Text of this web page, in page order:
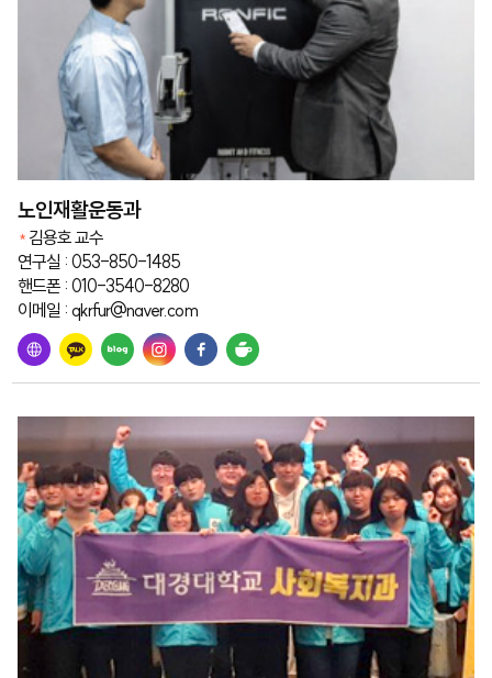
노인재활운동과
김용호 교수
연구실 : 053-850-1485
핸드폰 : 010-3540-8280
이메일 : qkrfur@naver.com